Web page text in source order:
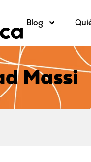
Blog
Massi